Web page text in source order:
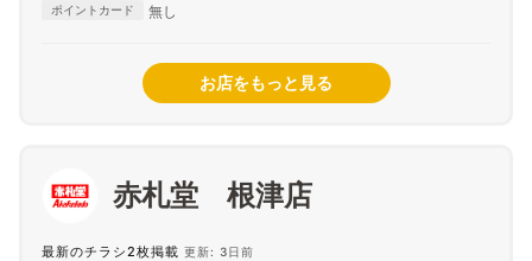
ポイントカード 無し
お店をもっと見る
赤札堂 根津店
最新のチラシ2枚掲載 更新: 3日前